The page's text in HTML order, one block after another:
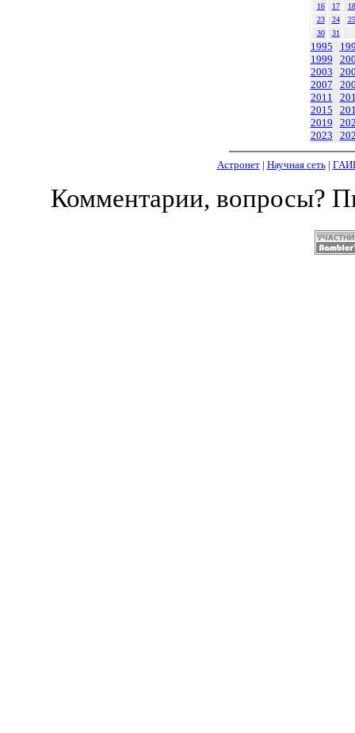
16
17
18
23
24
25
30
31
1995
1999
2003
2007
2011
2015
2019
2023
Астронет| Научная сеть|
Комментарии, вопросы?